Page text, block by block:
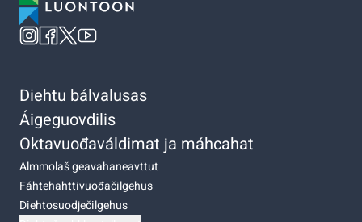
Diehtu bálvalusas
Áigeguovdilis
Oktavuođaváldimat ja máhcahat
Almmolaš geavahaneavttut
Fáhtehahttivuođačilgehus
Diehtosuodječilgehus